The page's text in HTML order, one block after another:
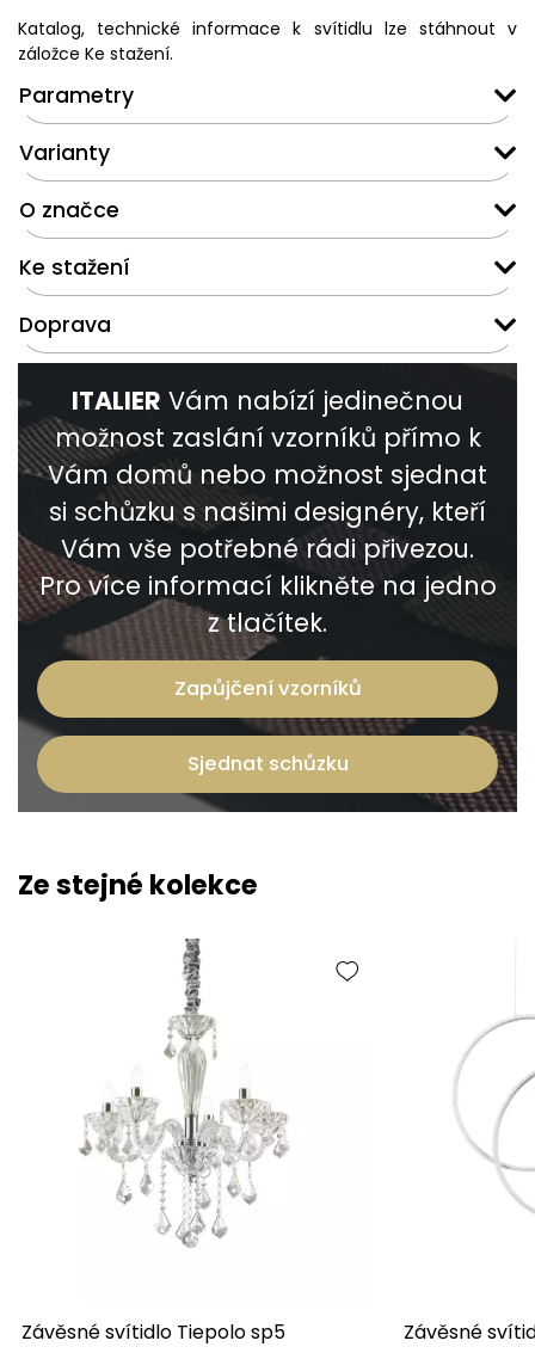
Katalog, technické informace k svítidlu lze stáhnout v
záložce Ke stažení.
Parametry
Varianty
O značce
Ke stažení
Doprava
ITALIER Vám nabízí jedinečnou
možnost zaslání vzorníků přímo k
Vám domů nebo možnost sjednat
si schůzku s našimi designéry, kteří
Vám vše potřebné rádi přivezou.
Pro více informací klikněte na jedno
z tlačítek.
Zapůjčení vzorníků
Sjednat schůzku
Ze stejné kolekce
Závěsné svítidlo Tiepolo sp5 Závěsné